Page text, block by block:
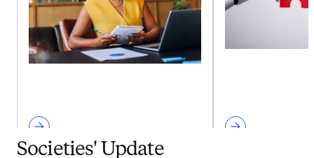
Societies' Update